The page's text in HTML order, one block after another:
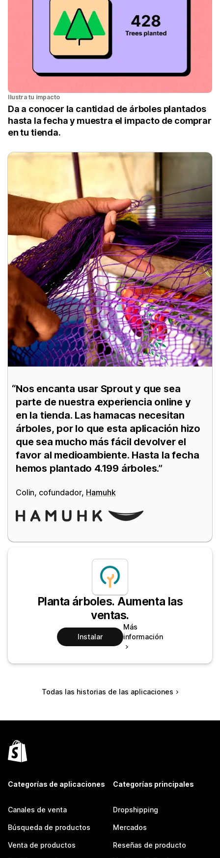
Ilustra tu impacto
Da a conocer la cantidad de árboles plantados
hasta la fecha y muestra el impacto de comprar
en tu tienda.
Nos encanta usar Sprout y que sea
parte de nuestra experiencia online y
en la tienda. Las hamacas necesitan
árboles, por lo que esta aplicación hizo
que sea mucho más fácil devolver el
favor al medioambiente. Hasta la fecha
hemos plantado 4.199 árboles.
Colin, cofundador, Hamuhk
Planta árboles. Aumenta las
ventas.
Instalar
Más
información
Todas las historias de las aplicaciones
Categorías de aplicaciones
Canales de venta
Búsqueda de productos
Venta de productos
Categorías principales
Dropshipping
Mercados
Reseñas de producto